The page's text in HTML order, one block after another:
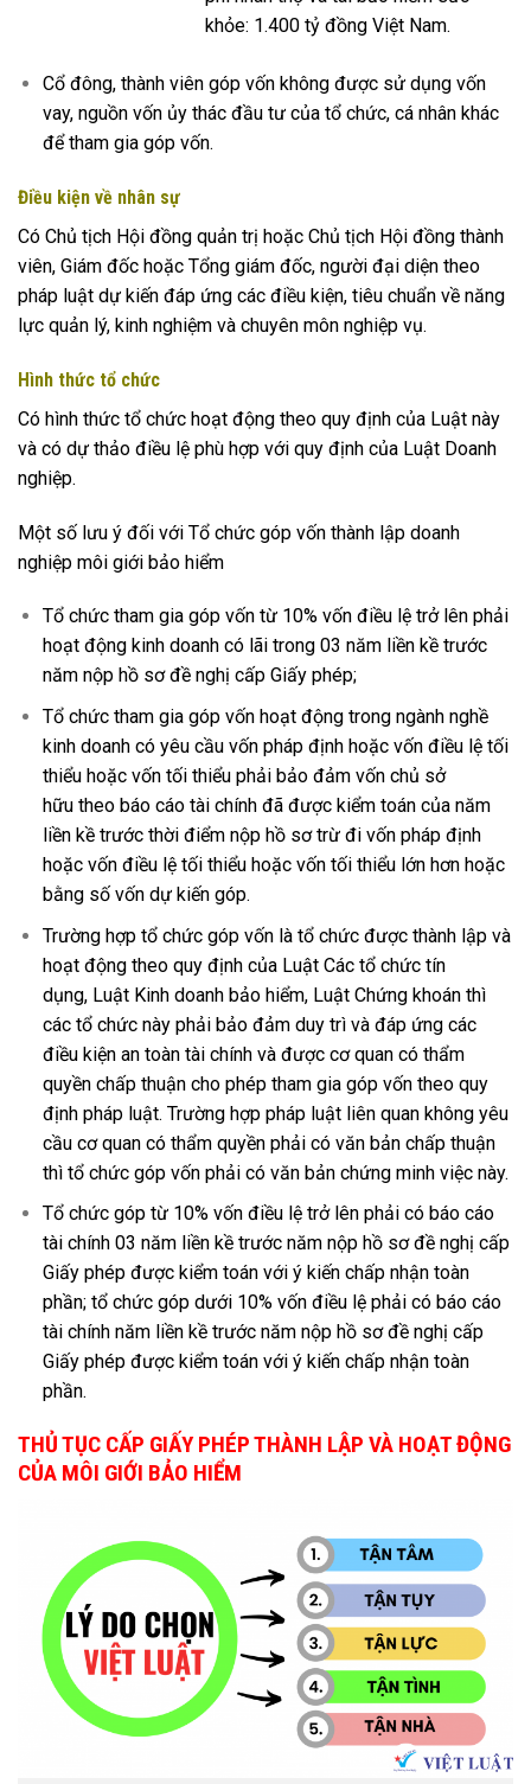
khỏe: 1.400 tỷ đồng Việt Nam.
Cổ đông, thành viên góp vốn không được sử dụng vốn
vay, nguồn vốn ủy thác đầu tư của tổ chức, cá nhân khác
để tham gia góp vốn.
Điều kiện về nhân sự
Có Chủ tịch Hội đồng quản trị hoặc Chủ tịch Hội đồng thành
viên, Giám đốc hoặc Tổng giám đốc, người đại diện theo
pháp luật dự kiến đáp ứng các điều kiện, tiêu chuẩn về năng
lực quản lý, kinh nghiệm và chuyên môn nghiệp vụ.
Hình thức tổ chức
Có hình thức tổ chức hoạt động theo quy định của Luật này
và có dự thảo điều lệ phù hợp với quy định của Luật Doanh
nghiệp.
Một số lưu ý đối với Tổ chức góp vốn thành lập doanh
nghiệp môi giới bảo hiểm
Tổ chức tham gia góp vốn từ 10% vốn điều lệ trở lên phải
hoạt động kinh doanh có lãi trong 03 năm liền kề trước
năm nộp hồ sơ đề nghị cấp Giấy phép;
Tổ chức tham gia góp vốn hoạt động trong ngành nghề
kinh doanh có yêu cầu vốn pháp định hoặc vốn điều lệ tối
thiểu hoặc vốn tối thiểu phải bảo đảm vốn chủ sở
hữu theo báo cáo tài chính đã được kiểm toán của năm
liền kề trước thời điểm nộp hồ sơtrừ đi vốn pháp định
hoặc vốn điều lệ tối thiểu hoặc vốn tối thiểu lớn hơn hoặc
bằng số vốn dự kiến góp.
Trường hợp tổ chức góp vốn là tổ chức được thành lập và
hoạt động theo quy định của Luật Các tổ chức tín
dụng, Luật Kinh doanh bảo hiểm, Luật Chứng khoán thì
các tổ chức này phải bảo đảm duy trì và đáp ứng các
điều kiện an toàn tài chính và được cơ quan có thẩm
quyền chấp thuận cho phép tham gia góp vốn theo quy
định pháp luật. Trường hợp pháp luật liên quan không yêu
cầu cơ quan có thẩm quyền phải có văn bản chấp thuận
thì tổ chức góp vốn phải có văn bản chứng minh việc này.
Tổ chức góp từ 10% vốn điều lệ trở lên phải có báo cáo
tài chính 03 năm liền kề trước năm nộp hồ sơ đề nghị cấp
Giấy phép được kiểm toán với ý kiến chấp nhận toàn
phần; tổ chức góp dưới 10% vốn điều lệ phải có báo cáo
tài chính năm liền kề trước năm nộp hồ sơ đề nghị cấp
Giấy phép được kiểm toán với ý kiến chấp nhận toàn
phần.
THỦ TỤC CẤP GIẤY PHÉP THÀNH LẬP VÀ HOẠT ĐỘNG
CỦA MÔI GIỚI BẢO HIỂM